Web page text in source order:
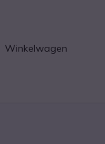
Winkelwagen